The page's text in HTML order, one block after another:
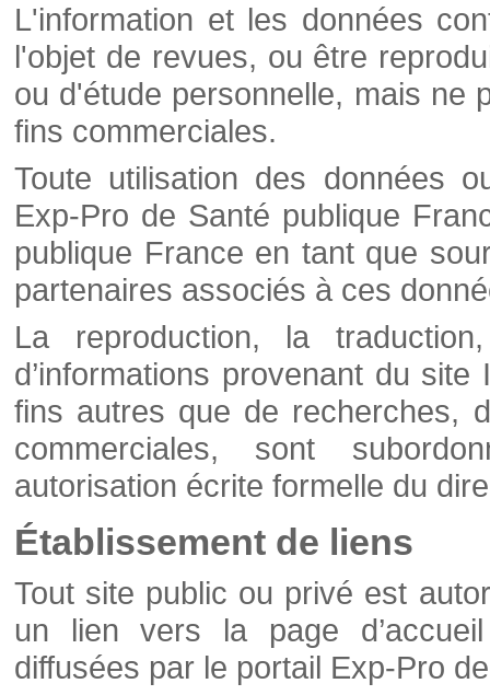
L'information et les données
l'objet de revues, ou être
ou d'étude personnelle, mais ne
fins commerciales.
Toute utilisation des données
Exp-Pro de Santé publique
publique France en tant que
partenaires associés à ces
La reproduction, la
d’informations provenant du
fins autres que de recherches,
commerciales, sont
autorisation écrite formelle du
Établissement de liens
Tout site public ou privé est
un lien vers la page
diffusées par le portail Exp-Pro